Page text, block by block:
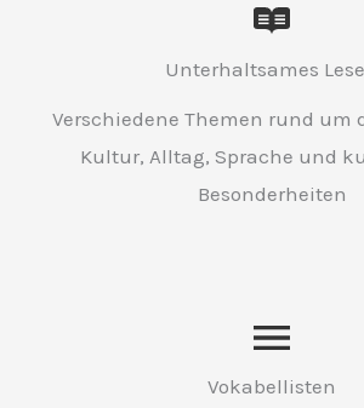
Unterhaltsames
Verschiedene Themen rund um
Kultur, Alltag, Sprache und
Besonderheiten
Vokabellisten